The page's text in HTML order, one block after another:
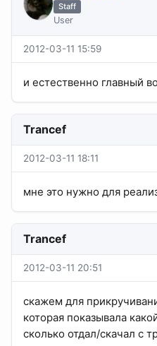
Staff
User
2012-03-11 15:59
и естественно главный
Trancef
2012-03-11 18:11
мне это нужно для
Trancef
2012-03-11 20:51
cкажем для
которая показывала
сколько отдал/скачал с